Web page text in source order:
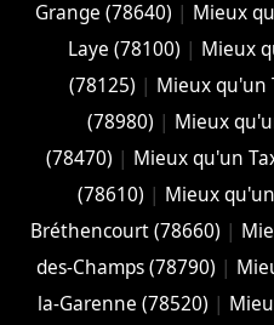
Grange (78640) | Mieux
Laye (78100) | Mieux
(78125) | Mieux qu'un
(78980) | Mieux
(78470) | Mieux qu'un
(78610) | Mieux
Bréthencourt (78660) |
des-Champs (78790) |
la-Garenne (78520) |